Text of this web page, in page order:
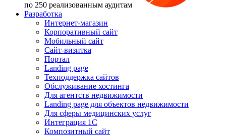
по 250 реализованным аудитам
Разработка
Интернет-магазин
Корпоративный сайт
Мобильный сайт
Сайт-визитка
Портал
Landing page
Техподдержка сайтов
Обслуживание хостинга
Для агентств недвижимости
Landing page для объектов недвижимости
Для сферы медицинских услуг
Интеграция 1С
Композитный сайт